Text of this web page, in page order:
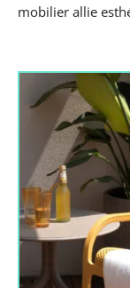
mobilier allie